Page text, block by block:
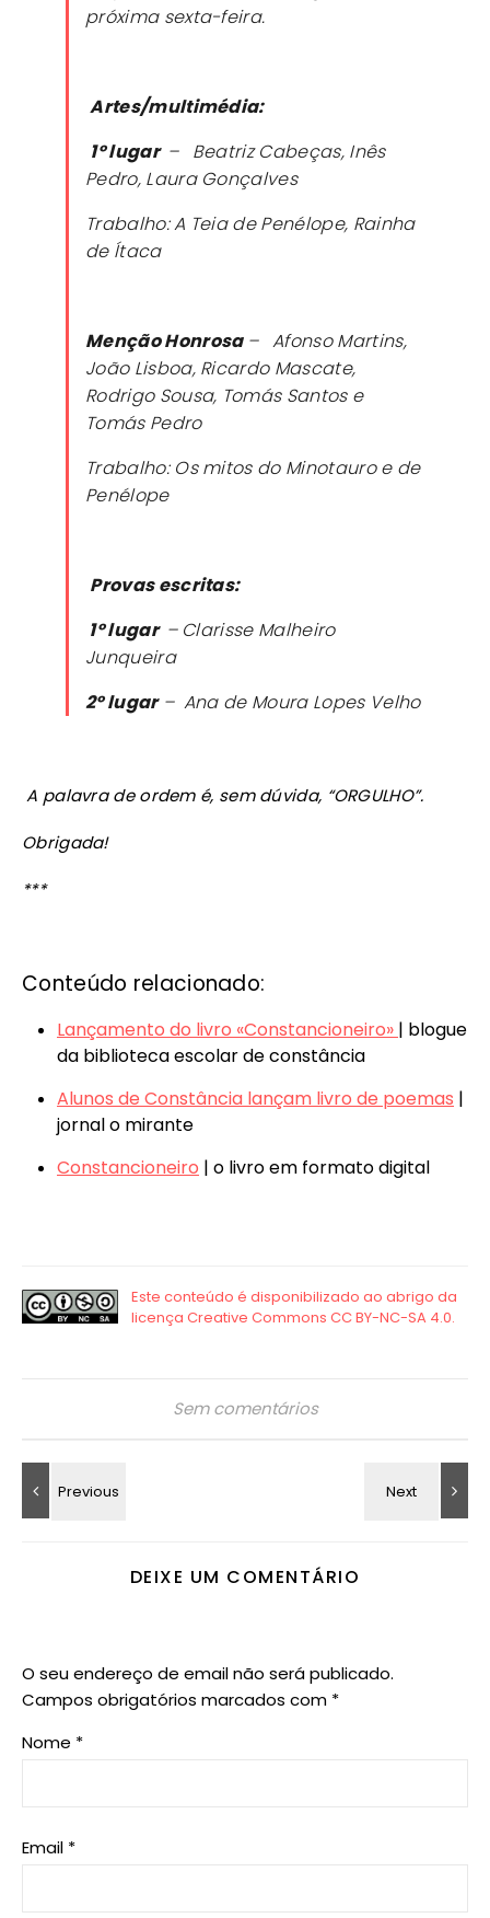
próxima sexta-feira.
Artes/multimédia:
1º lugar – Beatriz Cabeças, Inês
Pedro, Laura Gonçalves
Trabalho: A Teia de Penélope, Rainha
de Ítaca
Menção Honrosa – Afonso Martins,
João Lisboa, Ricardo Mascate,
Rodrigo Sousa, Tomás Santos e
Tomás Pedro
Trabalho: Os mitos do Minotauro e de
Penélope
Provas escritas:
1º lugar – Clarisse Malheiro
Junqueira
2º lugar– Ana de Moura Lopes Velho
A palavra de ordem é, sem dúvida, “ORGULHO”.
Obrigada!
***
Conteúdo relacionado:
Lançamento do livro «Constancioneiro» | blogue
da biblioteca escolar de constância
Alunos de Constância lançam livro de poemas |
jornal o mirante
Constancioneiro | o livro em formato digital
Sem comentários
DEIXE UM COMENTÁRIO
O seu endereço de email não será publicado.
Campos obrigatórios marcados com *
Nome *
Email *